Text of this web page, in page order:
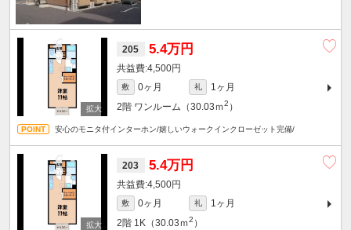
205 5.4万円
4,500円
敷 0ヶ月 礼
1ヶ月
2階 ワンルーム（30.03ｍ2 ）
安心のモニタ付インターホン/嬉しいウォークインクローゼット完備/
203 5.4万円
4,500円
敷 0ヶ月 礼
1ヶ月
2階 1K（30.03ｍ2 ）